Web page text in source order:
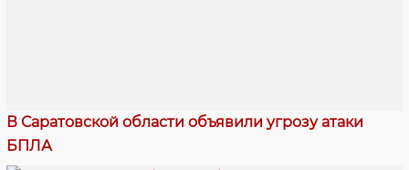
В Саратовской области объявили угрозу атаки
БПЛА